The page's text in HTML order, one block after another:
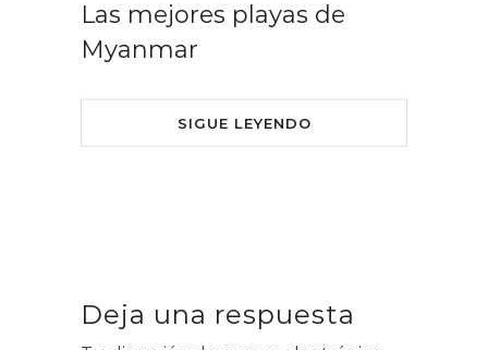
Las mejores playas de
Myanmar
SIGUE LEYENDO
Deja una respuesta